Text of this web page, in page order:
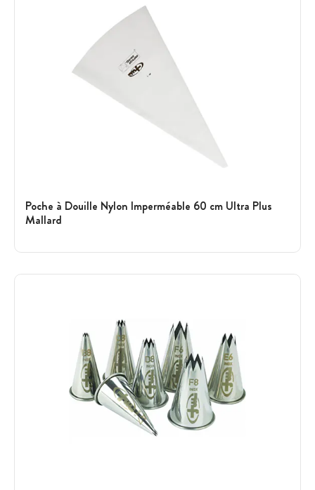
Poche à Douille Nylon Imperméable 60 cm Ultra Plus
Mallard